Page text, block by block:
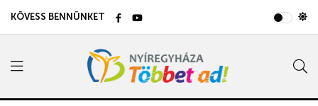
KÖVESS BENNÜNKET